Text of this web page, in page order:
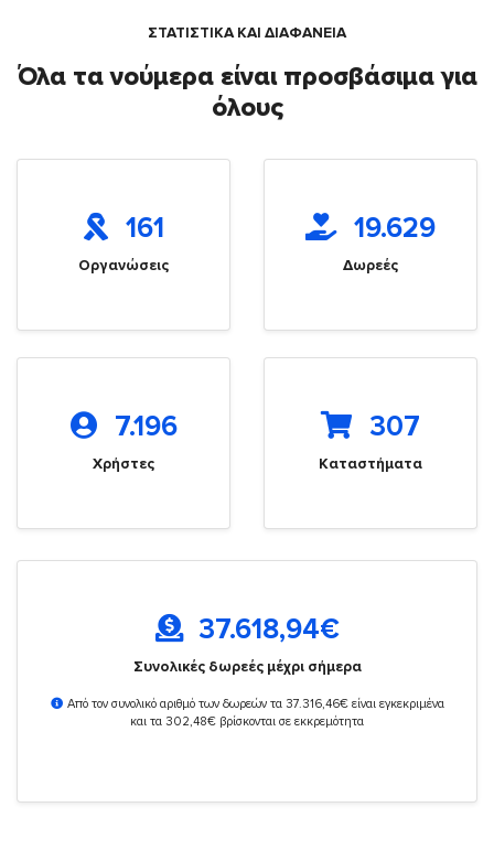
ΣΤΑΤΙΣΤΙΚΑ ΚΑΙ ΔΙΑΦΑΝΕΙΑ
Όλα τα νούμερα είναι προσβάσιμα για
όλους
161
Οργανώσεις
19.629
Δωρεές
7.196
Χρήστες
307
Καταστήματα
37.618,94€
Συνολικές δωρεές μέχρι σήμερα
Από τον συνολικό αριθμό των δωρεών τα 37.316,46€ είναι εγκεκριμένα
και τα 302,48€ βρίσκονται σε εκκρεμότητα